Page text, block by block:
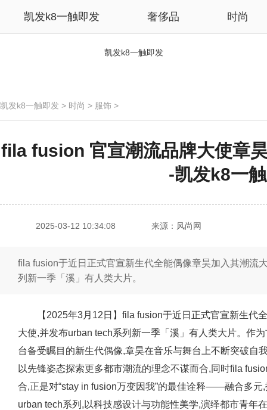
凯发k8一触即发 奢侈品 时尚
凯发k8一触即发
凯发k8一触即发 > 时尚 > 服饰 >
fila fusion 官宣潮流品牌大使章
-凯发k8一
2025-03-12 10:34:08 来源：风尚网
fila fusion于近日正式官宣新生代全能偶像章昊加入其潮流
列新一季「溪」有人类大片。
【2025年3月12日】fila fusion于近日正式官宣新生代
大使,并发布urban tech系列新一季「溪」有人类大片。作
台备受瞩目的新生代偶像,章昊在音乐与舞台上不断突破自
以先锋姿态探索更多都市潮流的理念不谋而合,同时fila
合,正是对“stay in fusion万变因我”的最佳诠释——融合多
urban tech系列,以科技感设计与功能性美学,演绎都市青年